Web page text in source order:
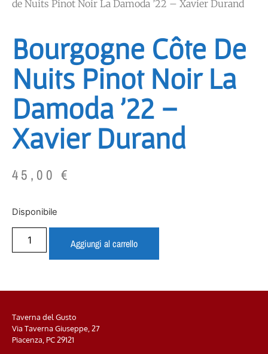
de Nuits Pinot Noir La Damoda ’22 – Xavier Durand
Bourgogne Côte De
Nuits Pinot Noir La
Damoda ’22 –
Xavier Durand
45,00€
Disponibile
Aggiungi al carrello
Taverna del Gusto
Via Taverna Giuseppe, 27
Piacenza, PC29121